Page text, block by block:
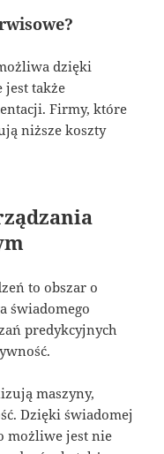
dzięki
jest także
Firmy, które
niższe koszty
to obszar o
świadomego
predykcyjnych
maszyny,
Dzięki świadomej
możliwe jest nie